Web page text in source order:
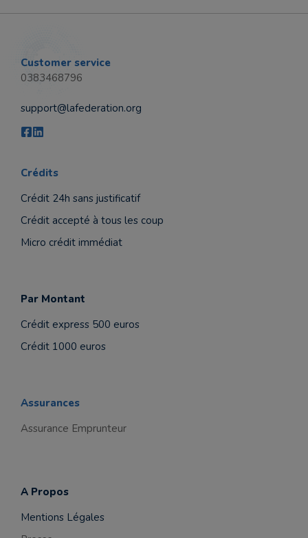
Customer service
0383468796
support@lafederation.org
Crédits
Crédit 24h sans justificatif
Crédit accepté à tous les coup
Micro crédit immédiat
Par Montant
Crédit express 500 euros
Crédit 1000 euros
Assurances
Assurance Emprunteur
A Propos
Mentions Légales